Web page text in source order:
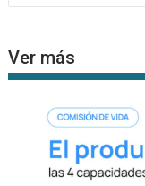
Ver más